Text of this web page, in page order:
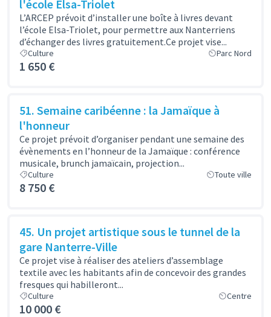
l'école Elsa-Triolet
L’ARCEP prévoit d’installer une boîte à livres devant
l’école Elsa-Triolet, pour permettre aux Nanterriens
d’échanger des livres gratuitement.Ce projet vise...
Culture Parc Nord
1 650 €
51. Semaine caribéenne : la Jamaïque à
l'honneur
Ce projet prévoit d’organiser pendant une semaine des
évènements en l’honneur de la Jamaïque : conférence
musicale, brunch jamaïcain, projection...
Culture Toute ville
8 750 €
45. Un projet artistique sous le tunnel de la
gare Nanterre-Ville
Ce projet vise à réaliser des ateliers d’assemblage
textile avec les habitants afin de concevoir des grandes
fresques qui habilleront...
Culture Centre
10 000 €